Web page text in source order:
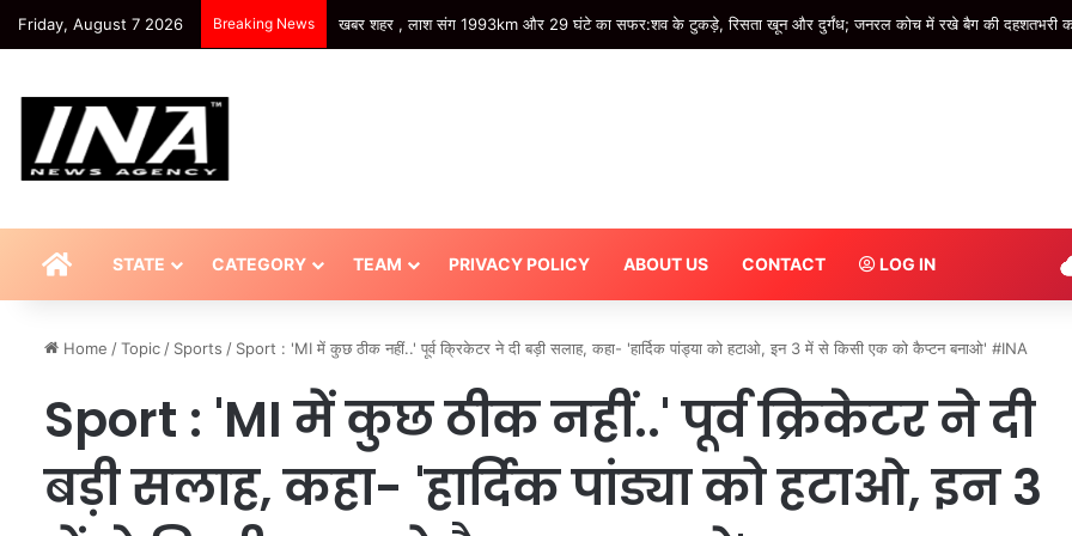
Friday, August 7 2026 Breaking News
HOMESTATE CATEGORY TEAM PRIVACY POLICY ABOUT US CONTACT LOG IN
Home /Topic / Sports / Sport : 'MI में कुछ ठीक नहीं..' पूर्व क्रिकेटर ने दी बड़ी सलाह, कहा- 'हार्दिक पांड्या को हटाओ, इन 3 में से किसी एक को कैप्टन बनाओ' #INA
Sport : 'MI में कुछ ठीक नहीं..' पूर्व क्रिकेटर ने दी
बड़ी सलाह, कहा- 'हार्दिक पांड्या को हटाओ, इन 3